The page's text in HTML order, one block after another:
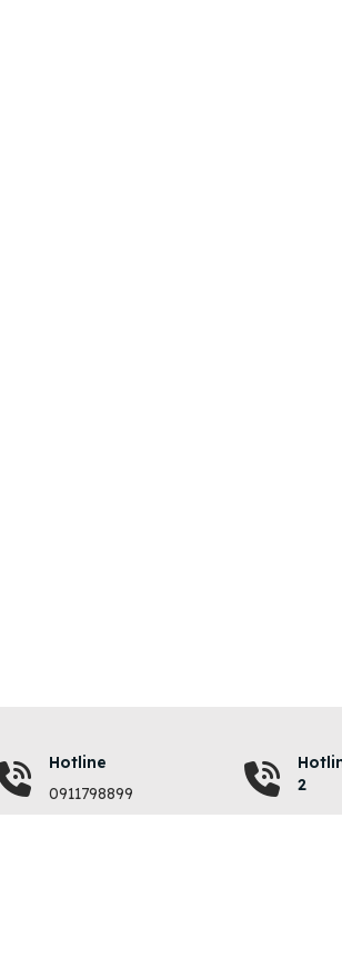
Hotline
0911798899
2